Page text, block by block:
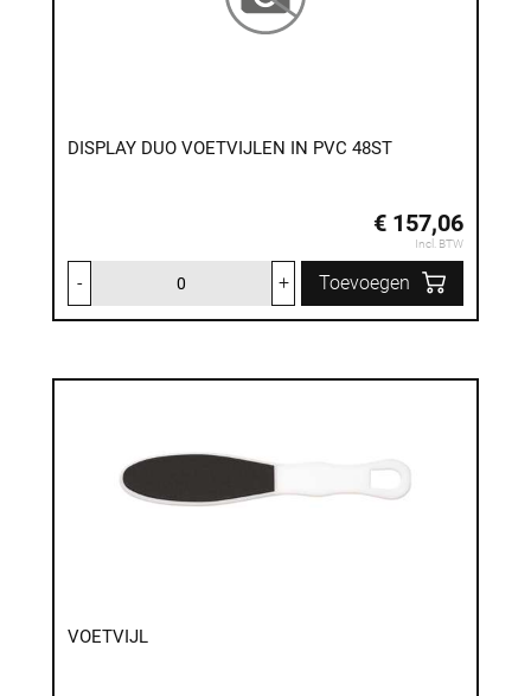
DISPLAY DUO VOETVIJLEN IN PVC 48ST
€ 157,06
Incl. BTW
- + Toevoegen
VOETVIJL